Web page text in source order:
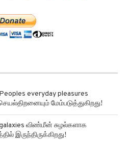
everyday pleasures
மேம்படுத்துகிறது!
விண்மீன் சுழல்களாக
இருந்திருக்கிறது!